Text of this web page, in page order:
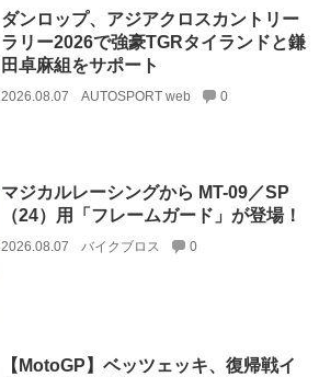
ダンロップ、アジアクロスカントリー
ラリー2026で強豪TGRタイランドと鎌
田卓麻組をサポート
2026.08.07 AUTOSPORT web 0
マジカルレーシングから MT-09／SP
（24）用「フレームガード」が登場！
2026.08.07 バイクブロス 0
【MotoGP】ベッツェッキ、復帰戦イ